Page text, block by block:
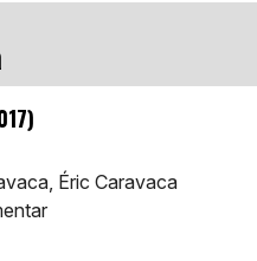
Éric Caravaca